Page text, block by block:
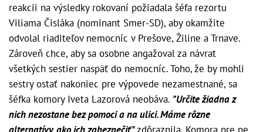
reakcii na výsledky rokovaní požiadala šéfa rezortu
Viliama Čisláka (nominant Smer-SD), aby okamžite
odvolal riaditeľov nemocníc v Prešove, Žiline a Trnave.
Zároveň chce, aby sa osobne angažoval za návrat
všetkých sestier naspäť do nemocníc. Toho, že by mohli
sestry ostať nakoniec pre výpovede nezamestnané, sa
šéfka komory Iveta Lazorová neobáva. "Určite žiadna z
nich nezostane bez pomoci a na ulici. Máme rôzne